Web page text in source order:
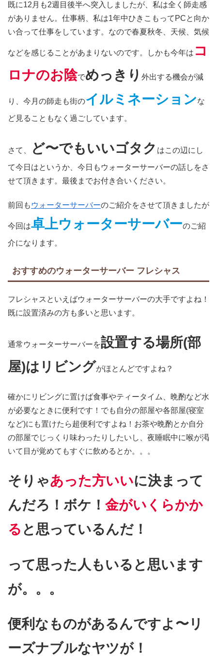
既に12月も2週目後半へ突入しましたが、私は全く師走感
がありません。仕事柄、私は1年中ひきこもってPCと向か
い合って仕事をしています。なので春夏秋冬、天候、気候
などを感じることがあまりないのです。しかも今年は コ
ロナのお陰でめっきり 外出する機会が減
り、今月の師走も街のイルミネーションな
ど見ることもなく過ごしています。
さて、 ど〜でもいいゴタク はこの辺にし
て今日はというか、今日もウォーターサーバーの話しをさ
せて頂きます。最後までお付き合いください。
前回も ウォーターサーバーのご紹介をさせて頂きましたが
今回は卓上ウォーターサーバーのご紹
介になります。
おすすめのウォーターサーバー フレシャス
フレシャスといえばウォーターサーバーの大手ですよね！
既に設置済みの方も多いと思います。
通常ウォーターサーバーを設置する場所(部
屋)はリビングがほとんどですよね？
確かにリビングに置けば食事やティータイム、晩酌など水
が必要なときに便利です！でも自分の部屋や各部屋(寝室
など)にも置けたら超便利ですよね！お茶や晩酌とか自分
の部屋でじっくり味わったりしたいし、夜睡眠中に喉が渇
いて目が覚めてもすぐに飲めるとか。。。
そりゃあった方いいに決まって
んだろ！ボケ！ 金がいくらかか
る と思っているんだ！
って思った人もいると思います
が。。。
便利なものがあるんですよ〜リ
ーズナブルなヤツが！